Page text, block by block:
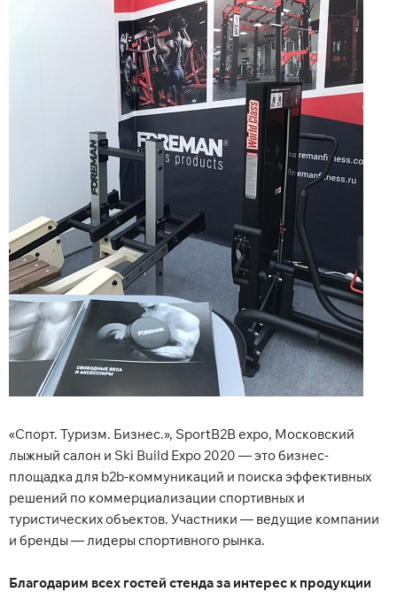
«Спорт. Туризм. Бизнес.», SportB2B expo, Московский
лыжный салон и Ski Build Expo 2020 — это бизнес-
площадка для b2b-коммуникаций и поиска эффективных
решений по коммерциализации спортивных и
туристических объектов. Участники — ведущие компании
и бренды — лидеры спортивного рынка.
Благодарим всех гостей стенда за интерес к продукции